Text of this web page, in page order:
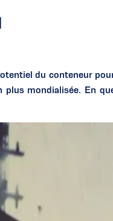
du conteneur
mondialisée. En